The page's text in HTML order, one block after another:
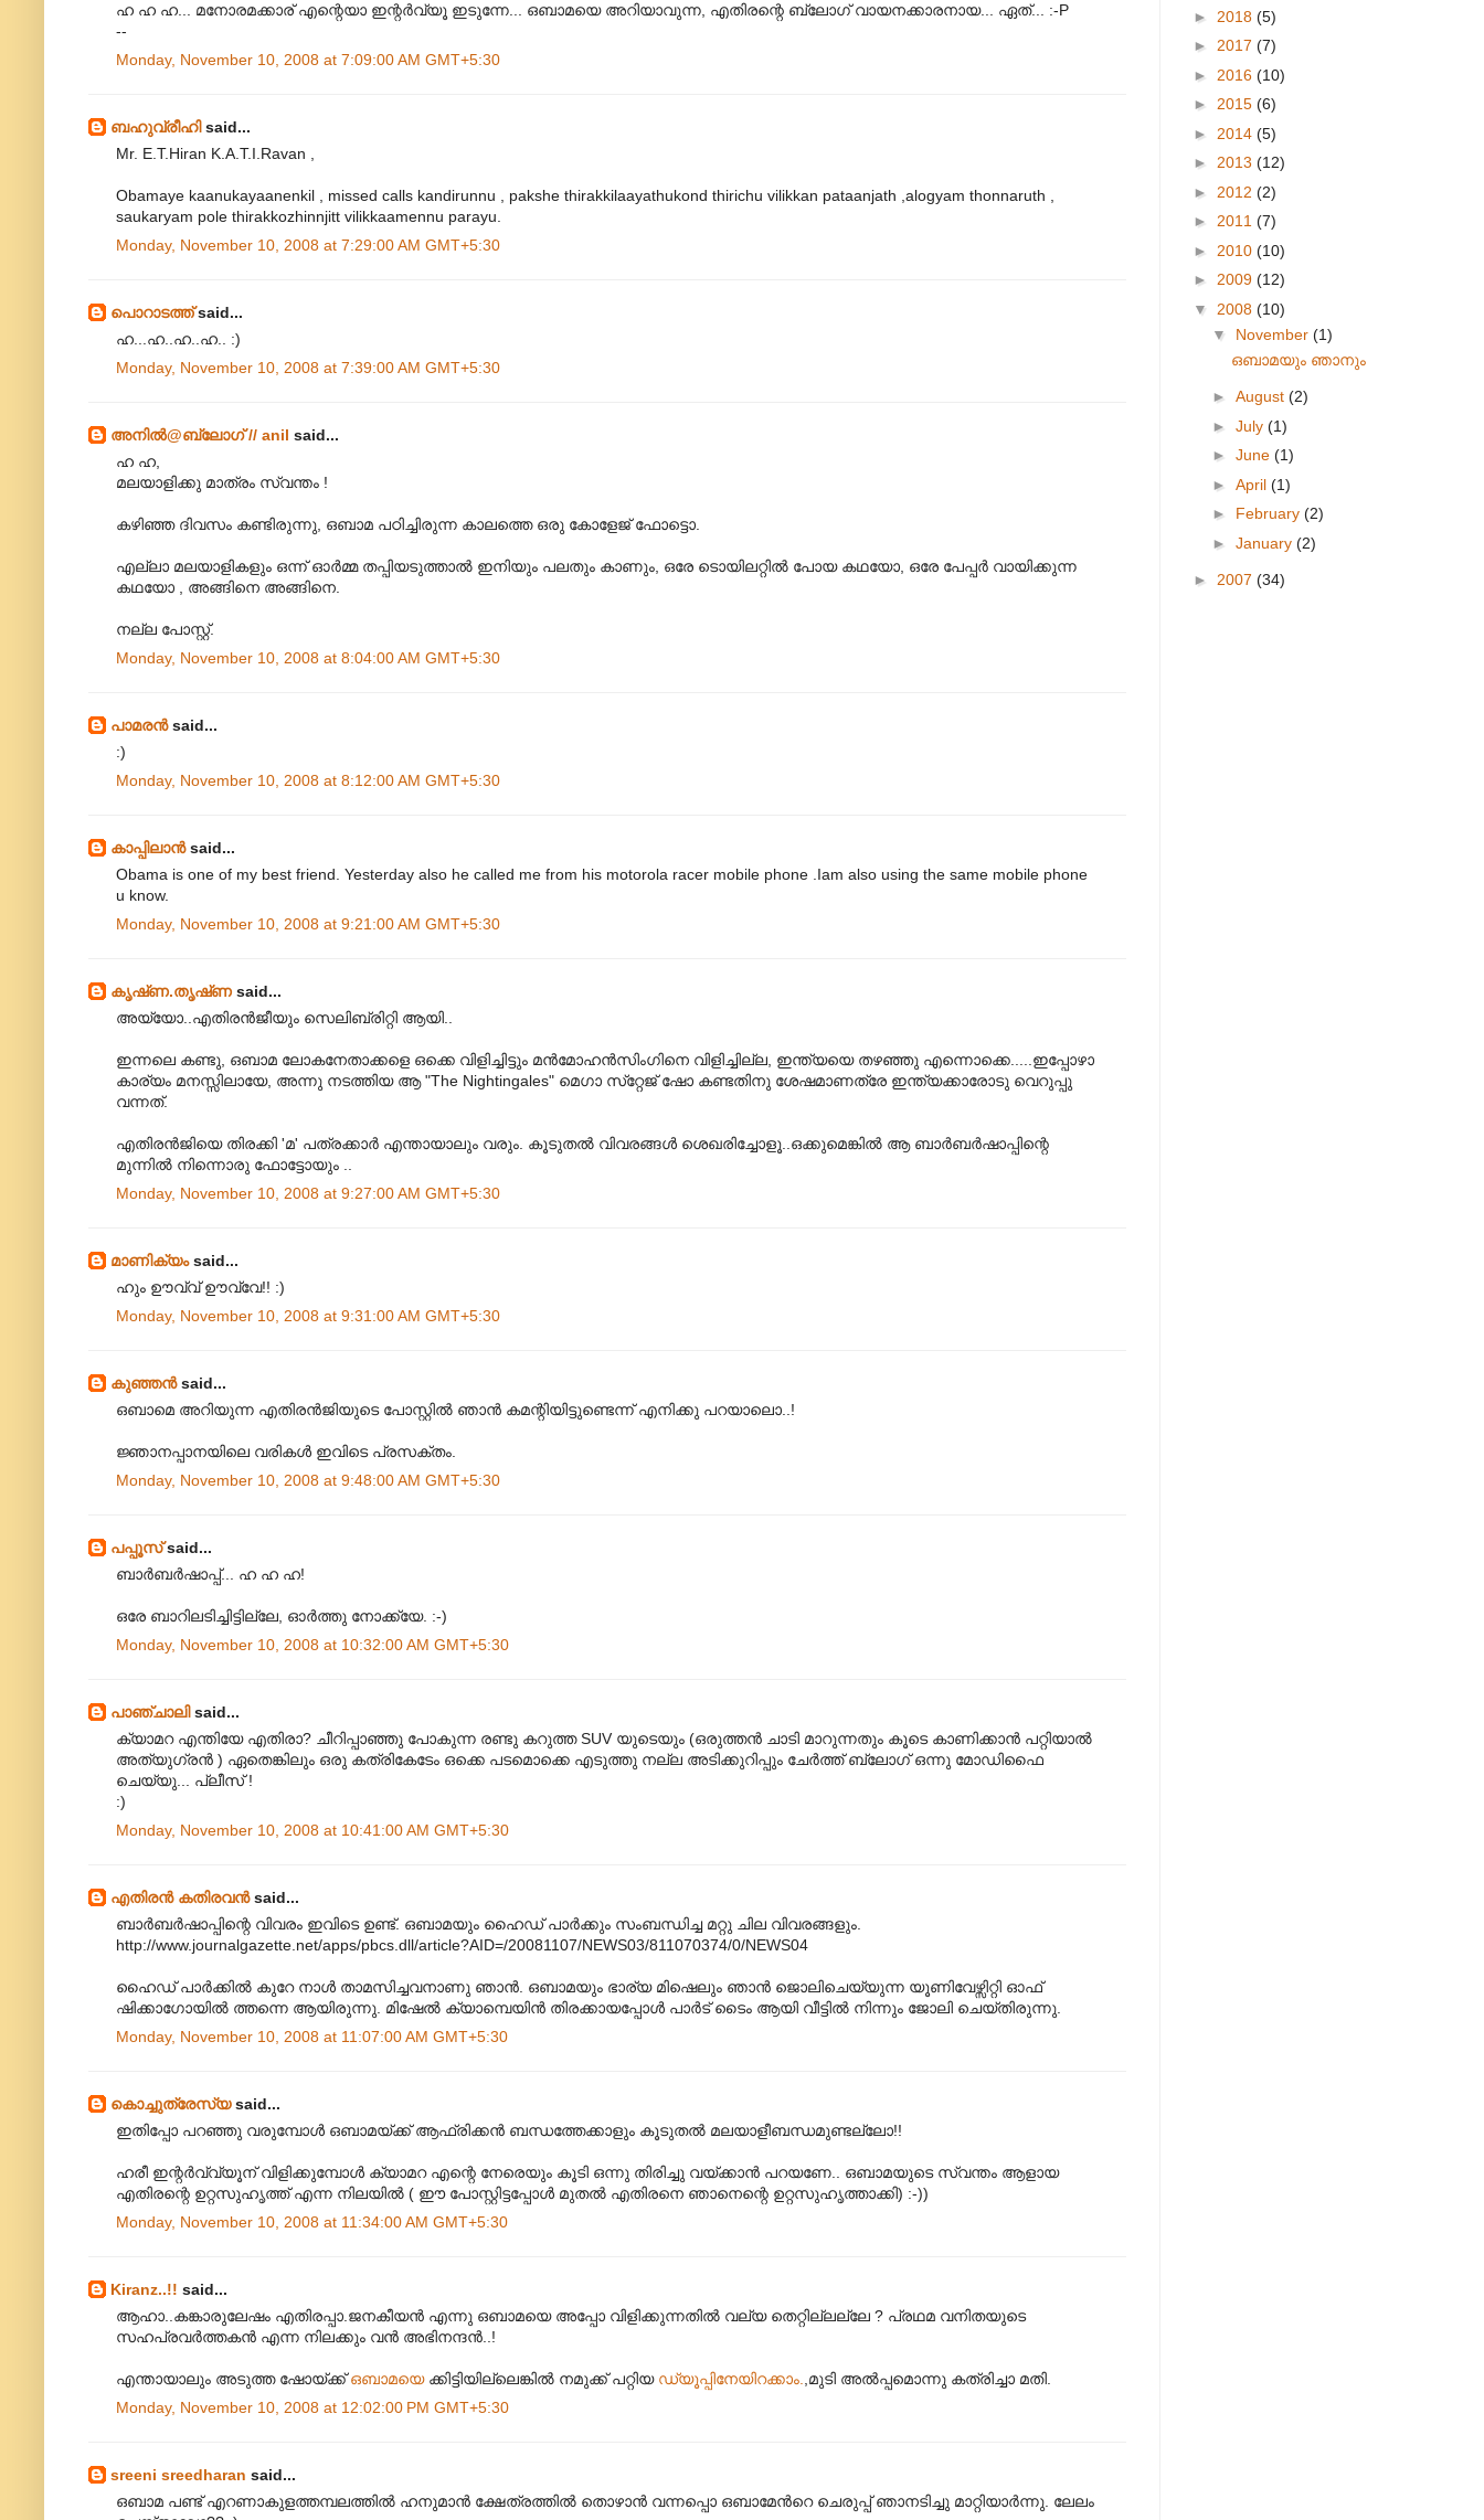
ഹ ഹ ഹ... മനോരമക്കാര് എന്റെയാ ഇന്റര്‍വ്യൂ ഇടുന്നേ... ഒബാമയെ അറിയാവുന്ന, എതിരന്റെ ബ്ലോഗ് വായനക്കാരനായ... ഏത്... :-P
--
Monday, November 10, 2008 at 7:09:00 AM GMT+5:30
ബഹുവ്രീഹിsaid...
Mr. E.T.Hiran K.A.T.I.Ravan ,
Obamaye kaanukayaanenkil , missed calls kandirunnu , pakshe thirakkilaayathukond thirichu vilikkan pataanjath ,alogyam thonnaruth ,
saukaryam pole thirakkozhinnjitt vilikkaamennu parayu.
Monday, November 10, 2008 at 7:29:00 AM GMT+5:30
പൊറാടത്ത്said...
ഹ...ഹ..ഹ..ഹ.. :)
Monday, November 10, 2008 at 7:39:00 AM GMT+5:30
അനില്‍@ബ്ലോഗ് // anil said...
ഹ ഹ,
മലയാളിക്കു മാത്രം സ്വന്തം !
കഴിഞ്ഞ ദിവസം കണ്ടിരുന്നു, ഒബാമ പഠിച്ചിരുന്ന കാലത്തെ ഒരു കോളേജ് ഫോട്ടൊ.
എല്ലാ മലയാളികളും ഒന്ന് ഓര്‍മ്മ തപ്പിയടുത്താല്‍ ഇനിയും പലതും കാണും, ഒരേ ടൊയിലറ്റില്‍ പോയ കഥയോ, ഒരേ പേപ്പര്‍ വായിക്കുന്ന
കഥയോ , അങ്ങിനെ അങ്ങിനെ.
നല്ല പോസ്റ്റ്.
Monday, November 10, 2008 at 8:04:00 AM GMT+5:30
പാമരന്‍said...
:)
Monday, November 10, 2008 at 8:12:00 AM GMT+5:30
കാപ്പിലാന്‍said...
Obama is one of my best friend. Yesterday also he called me from his motorola racer mobile phone .Iam also using the same mobile phone
u know.
Monday, November 10, 2008 at 9:21:00 AM GMT+5:30
കൃഷ്‌ണ.തൃഷ്‌ണ said...
അയ്യോ..എതിരന്‍ജീയും സെലിബ്രിറ്റി ആയി..
ഇന്നലെ കണ്ടു, ഒബാമ ലോകനേതാക്കളെ ഒക്കെ വിളിച്ചിട്ടും മന്‍മോഹന്‍സിംഗിനെ വിളിച്ചില്ല, ഇന്ത്യയെ തഴഞ്ഞു എന്നൊക്കെ.....ഇപ്പോഴാ
കാര്യം മനസ്സിലായേ, അന്നു നടത്തിയ ആ "The Nightingales" മെഗാ സ്‌റ്റേജ്‌ ഷോ കണ്ടതിനു ശേഷമാണത്രേ ഇന്ത്യക്കാരോടു വെറുപ്പു
വന്നത്‌.
എതിരന്‍ജിയെ തിരക്കി 'മ' പത്രക്കാര്‍ എന്തായാലും വരും. കൂടുതല്‍ വിവരങ്ങള്‍ ശെഖരിച്ചോളൂ..ഒക്കുമെങ്കില്‍ ആ ബാര്‍ബര്‍ഷാപ്പിന്റെ
മുന്നില്‍ നിന്നൊരു ഫോട്ടോയും ..
Monday, November 10, 2008 at 9:27:00 AM GMT+5:30
മാണിക്യംsaid...
ഹും ഊവ്വ് ഊവ്വേ!! :)
Monday, November 10, 2008 at 9:31:00 AM GMT+5:30
കുഞ്ഞന്‍said...
ഒബാമെ അറിയുന്ന എതിരന്‍‌ജിയുടെ പോസ്റ്റില്‍ ഞാന്‍ കമന്റിയിട്ടുണ്ടെന്ന് എനിക്കു പറയാലൊ..!
ജ്ഞാനപ്പാനയിലെ വരികള്‍ ഇവിടെ പ്രസക്തം.
Monday, November 10, 2008 at 9:48:00 AM GMT+5:30
പപ്പൂസ്said...
ബാര്‍ബര്‍ഷാപ്പ്... ഹ ഹ ഹ!
ഒരേ ബാറിലടിച്ചിട്ടില്ലേ, ഓര്‍ത്തു നോക്ക്യേ. :-)
Monday, November 10, 2008 at 10:32:00 AM GMT+5:30
പാഞ്ചാലിsaid...
ക്യാമറ എന്തിയേ എതിരാ? ചീറിപ്പാഞ്ഞു പോകുന്ന രണ്ടു കറുത്ത SUV യുടെയും (ഒരുത്തന്‍ ചാടി മാറുന്നതും കൂടെ കാണിക്കാന്‍ പറ്റിയാല്‍
അത്യുഗ്രന്‍ ) ഏതെങ്കിലും ഒരു കത്രികേടേം ഒക്കെ പടമൊക്കെ എടുത്തു നല്ല അടിക്കുറിപ്പും ചേര്‍ത്ത് ബ്ലോഗ് ഒന്നു മോഡിഫൈ
ചെയ്യു... പ്ലീസ് !
:)
Monday, November 10, 2008 at 10:41:00 AM GMT+5:30
എതിരന്‍ കതിരവന്‍said...
ബാര്‍ബര്‍ഷാപ്പിന്റെ വിവരം ഇവിടെ ഉണ്ട്. ഒബാമയും ഹൈഡ് പാര്‍ക്കും സംബന്ധിച്ച മറ്റു ചില വിവരങ്ങളും.
http://www.journalgazette.net/apps/pbcs.dll/article?AID=/20081107/NEWS03/811070374/0/NEWS04
ഹൈഡ് പാര്‍ക്കില്‍ കുറേ നാള്‍ താമസിച്ചവനാണു ഞാന്‍. ഒബാമയും ഭാര്യ മിഷെലും ഞാന്‍ ജൊലിചെയ്യുന്ന യൂണിവേഴ്സിറ്റി ഓഫ്
ഷിക്കാഗോയില്‍ ത്തന്നെ ആയിരുന്നു. മിഷേല്‍ ക്യാമ്പെയിന്‍ തിരക്കായപ്പോള്‍ പാര്‍ട് ടൈം ആയി വീട്ടില്‍ നിന്നും ജോലി ചെയ്തിരുന്നു.
Monday, November 10, 2008 at 11:07:00 AM GMT+5:30
കൊച്ചുത്രേസ്യsaid...
ഇതിപ്പോ പറഞ്ഞു വരുമ്പോൾ ഒബാമയ്ക്ക്‌ ആഫ്രിക്കൻ ബന്ധത്തേക്കാളും കൂടുതൽ മലയാളീബന്ധമുണ്ടല്ലോ!!
ഹരീ ഇന്റർവ്വ്യൂന്‌ വിളിക്കുമ്പോൾ ക്യാമറ എന്റെ നേരെയും കൂടി ഒന്നു തിരിച്ചു വയ്ക്കാൻ പറയണേ.. ഒബാമയുടെ സ്വന്തം ആളായ
എതിരന്റെ ഉറ്റസുഹൃത്ത്‌ എന്ന നിലയിൽ ( ഈ പോസ്റ്റിട്ടപ്പോൾ മുതൽ എതിരനെ ഞാനെന്റെ ഉറ്റസുഹൃത്താക്കി) :-))
Monday, November 10, 2008 at 11:34:00 AM GMT+5:30
Kiranz..!! said...
ആഹാ..കങ്കാരുലേഷം എതിരപ്പാ.ജനകീയൻ എന്നു ഒബാമയെ അപ്പോ വിളിക്കുന്നതിൽ വല്യ തെറ്റില്ലല്ലേ ? പ്രഥമ വനിതയുടെ
സഹപ്രവർത്തകൻ എന്ന നിലക്കും വൻ അഭിനന്ദൻ..!
എന്തായാലും അടുത്ത ഷോയ്ക്ക്ഒബാ‍മയെ ക്കിട്ടിയില്ലെങ്കിൽ നമുക്ക് പറ്റിയ ഡ്യൂപ്പിനേയിറക്കാം.,മുടി അല്‍പ്പമൊന്നു കത്രിച്ചാ മതി.
Monday, November 10, 2008 at 12:02:00 PM GMT+5:30
sreeni sreedharan said...
ഒബാമ പണ്ട് എറണാകുളത്തമ്പലത്തില്‍ ഹനുമാന്‍ ക്ഷേത്രത്തില്‍ തൊഴാന്‍ വന്നപ്പൊ ഒബാമേന്‍റെ ചെരുപ്പ് ഞാനടിച്ചു മാറ്റിയാര്‍ന്നു. ലേലം
► 2018 (5)
► 2017 (7)
► 2016 (10)
► 2015 (6)
► 2014 (5)
► 2013 (12)
► 2012 (2)
► 2011 (7)
► 2010 (10)
► 2009 (12)
▼ 2008 (10)
▼ November (1)
ഒബാമയും ഞാനും
► August (2)
► July (1)
► June (1)
► April (1)
► February (2)
► January (2)
► 2007 (34)